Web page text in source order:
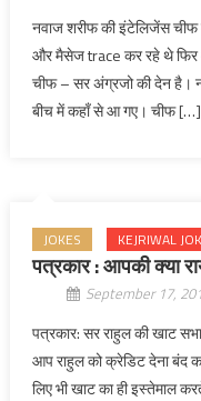
नवाज शरीफ की इंटेलिजेंस
और मैसेज trace कर रहे थे फिर
चीफ – सर अंग्रजो की देन है।
बीच में कहाँ से आ गए। चीफ […]
JOKES KEJRIWAL
पत्रकार : आपकी क्या
September 17,
पत्रकार: सर राहुल की खाट
आप राहुल को क्रेडिट देना बंद
लिए भी खाट का ही इस्तेमाल